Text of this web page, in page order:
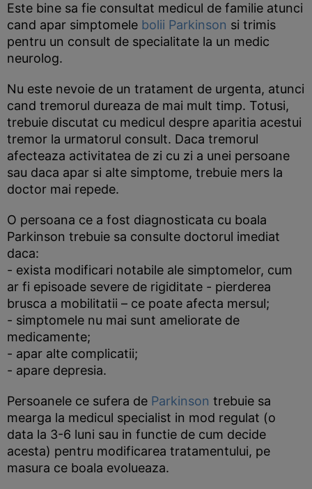
Este bine sa fie consultat medicul de familie atunci
cand apar simptomele bolii Parkinson si trimis
pentru un consult de specialitate la un medic
neurolog.
Nu este nevoie de un tratament de urgenta, atunci
cand tremorul dureaza de mai mult timp. Totusi,
trebuie discutat cu medicul despre aparitia acestui
tremor la urmatorul consult. Daca tremorul
afecteaza activitatea de zi cu zi a unei persoane
sau daca apar si alte simptome, trebuie mers la
doctor mai repede.
O persoana ce a fost diagnosticata cu boala
Parkinson trebuie sa consulte doctorul imediat
daca:
- exista modificari notabile ale simptomelor, cum
ar fi episoade severe de rigiditate - pierderea
brusca a mobilitatii – ce poate afecta mersul;
- simptomele nu mai sunt ameliorate de
medicamente;
- apar alte complicatii;
- apare depresia.
Persoanele ce sufera de Parkinson trebuie sa
mearga la medicul specialist in mod regulat (o
data la 3-6 luni sau in functie de cum decide
acesta) pentru modificarea tratamentului, pe
masura ce boala evolueaza.